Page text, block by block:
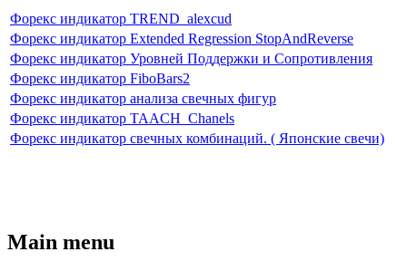
Форекс индикатор TREND_alexcud
Форекс индикатор Extended Regression StopAndReverse
Форекс индикатор Уровней Поддержки и Сопротивления
Форекс индикатор FiboBars2
Форекс индикатор анализа свечных фигур
Форекс индикатор TAACH_Chanels
Форекс индикатор свечных комбинаций. ( Японские свечи)
Main menu